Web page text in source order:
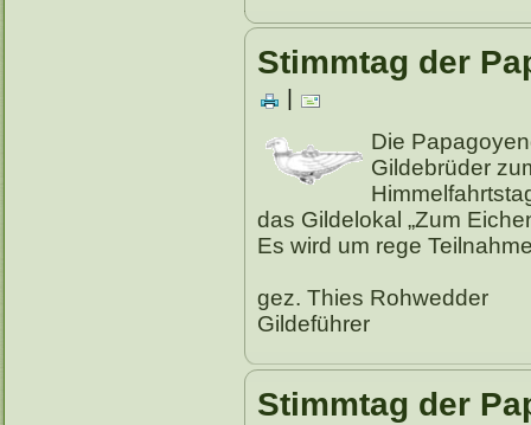
Stimmtag der
Die
Gildebrüder
das Gildelokal „Zum
Es wird um rege
gez. Thies Rohwedder
Gildeführer
Stimmtag der